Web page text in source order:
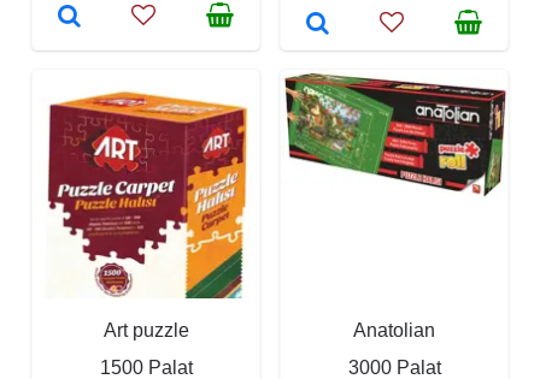
Art puzzle
1500 Palat
Anatolian
3000 Palat